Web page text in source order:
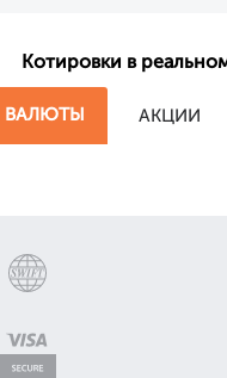
Котировки в
ВАЛЮТЫ АКЦИИ